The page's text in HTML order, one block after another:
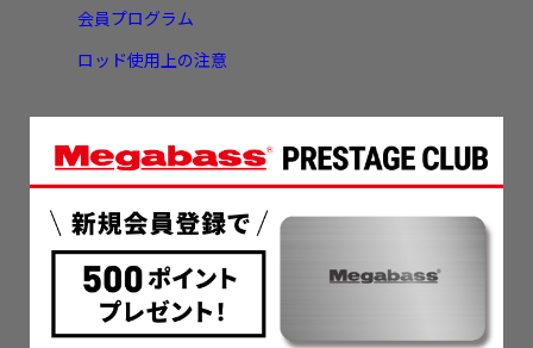
会員プログラム
ロッド使用上の注意